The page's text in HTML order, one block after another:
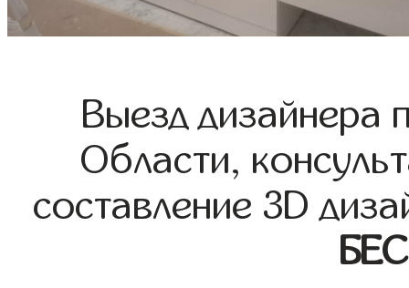
Выезд дизайнера
Области,
составление 3D